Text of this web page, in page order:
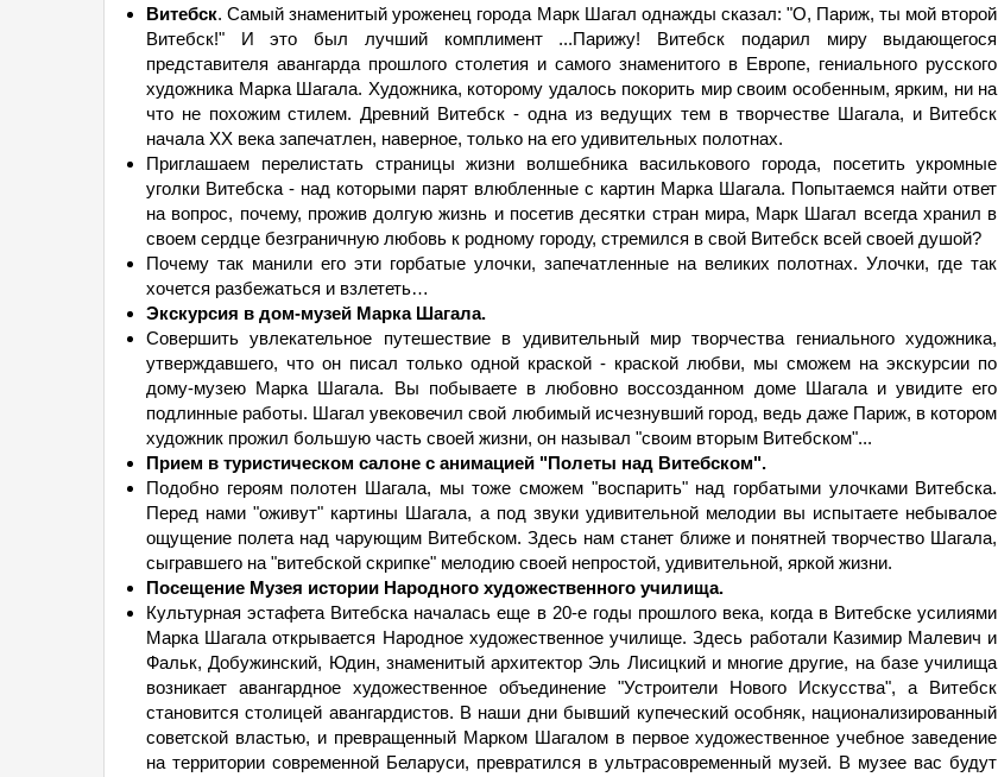
Витебск. Самый знаменитый уроженец города Марк Шагал однажды сказал: "О, Париж, ты мой второй
Витебск!" И это был лучший комплимент ...Парижу! Витебск подарил миру выдающегося
представителя авангарда прошлого столетия и самого знаменитого в Европе, гениального русского
художника Марка Шагала. Художника, которому удалось покорить мир своим особенным, ярким, ни на
что не похожим стилем. Древний Витебск - одна из ведущих тем в творчестве Шагала, и Витебск
начала XX века запечатлен, наверное, только на его удивительных полотнах.
Приглашаем перелистать страницы жизни волшебника василькового города, посетить укромные
уголки Витебска - над которыми парят влюбленные с картин Марка Шагала. Попытаемся найти ответ
на вопрос, почему, прожив долгую жизнь и посетив десятки стран мира, Марк Шагал всегда хранил в
своем сердце безграничную любовь к родному городу, стремился в свой Витебск всей своей душой?
Почему так манили его эти горбатые улочки, запечатленные на великих полотнах. Улочки, где так
хочется разбежаться и взлететь…
Экскурсия в дом-музей Марка Шагала.
Совершить увлекательное путешествие в удивительный мир творчества гениального художника,
утверждавшего, что он писал только одной краской - краской любви, мы сможем на экскурсии по
дому-музею Марка Шагала. Вы побываете в любовно воссозданном доме Шагала и увидите его
подлинные работы. Шагал увековечил свой любимый исчезнувший город, ведь даже Париж, в котором
художник прожил большую часть своей жизни, он называл "своим вторым Витебском"...
Прием в туристическом салоне с анимацией "Полеты над Витебском".
Подобно героям полотен Шагала, мы тоже сможем "воспарить" над горбатыми улочками Витебска.
Перед нами "оживут" картины Шагала, а под звуки удивительной мелодии вы испытаете небывалое
ощущение полета над чарующим Витебском. Здесь нам станет ближе и понятней творчество Шагала,
сыгравшего на "витебской скрипке" мелодию своей непростой, удивительной, яркой жизни.
Посещение Музея истории Народного художественного училища.
Культурная эстафета Витебска началась еще в 20-е годы прошлого века, когда в Витебске усилиями
Марка Шагала открывается Народное художественное училище. Здесь работали Казимир Малевич и
Фальк, Добужинский, Юдин, знаменитый архитектор Эль Лисицкий и многие другие, на базе училища
возникает авангардное художественное объединение "Устроители Нового Искусства", а Витебск
становится столицей авангардистов. В наши дни бывший купеческий особняк, национализированный
советской властью, и превращенный Марком Шагалом в первое художественное учебное заведение
на территории современной Беларуси, превратился в ультрасовременный музей. В музее вас будут